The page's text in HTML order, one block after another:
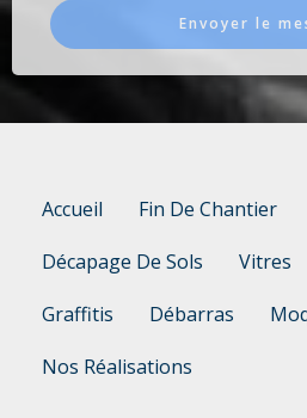
Envoyer le
Accueil Fin De Chantier
Décapage De Sols
Vitres
Graffitis
Débarras
Nos Réalisations